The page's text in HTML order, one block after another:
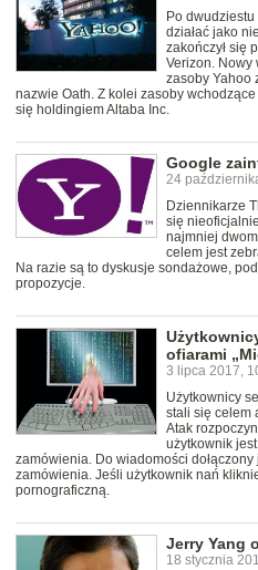
Po
działać jako
zakończył się
Verizon. Nowy
zasoby Yahoo
nazwie Oath. Z kolei zasoby
się holdingiem Altaba Inc.
Google
24
Dziennikarze
się
najmniej
celem jest
Na razie są to dyskusje sondażowe,
propozycje.
ofiarami
3 lipca 2017,
Użytkownicy
stali się celem
Atak
użytkownik
zamówienia. Do wiadomości
zamówienia. Jeśli użytkownik nań
pornograficzną.
Jerry Yang
18 stycznia